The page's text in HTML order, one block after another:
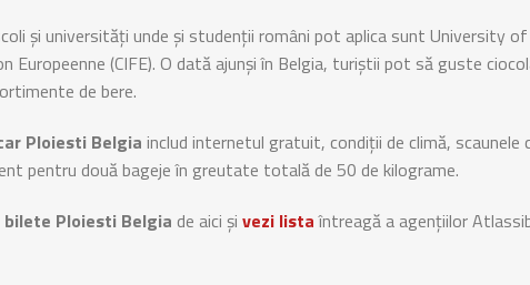
și universități unde și studenții români pot aplica sunt University
Europeenne (CIFE). O dată ajunși în Belgia, turiștii pot să guste
de bere.
Ploiesti Belgia includ internetul gratuit, condiții de climă,
pentru două bageje în greutate totală de 50 de kilograme.
bilete Ploiesti Belgia de aici și vezi listaîntreagă a agențiilor